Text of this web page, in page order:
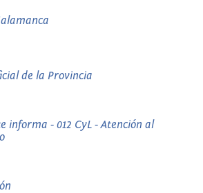
de la Provincia
informa - 012 CyL - Atención al